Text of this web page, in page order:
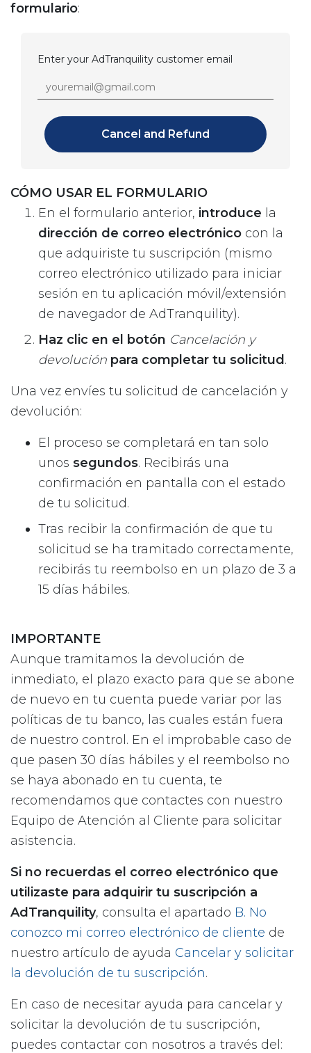
formulario:
Enter your AdTranquility customer email
Cancel and Refund
CÓMO USAR EL FORMULARIO
En el formulario anterior, introduce la
dirección de correo electrónico con la
que adquiriste tu suscripción (mismo
correo electrónico utilizado para iniciar
sesión en tu aplicación móvil/extensión
de navegador de AdTranquility).
Haz clic en el botón Cancelación y
devolución para completar tu solicitud .
Una vez envíes tu solicitud de cancelación y
devolución:
El proceso se completará en tan solo
unos segundos. Recibirás una
confirmación en pantalla con el estado
de tu solicitud.
Tras recibir la confirmación de que tu
solicitud se ha tramitado correctamente,
recibirás tu reembolso en un plazo de 3 a
15 días hábiles.
IMPORTANTE
Aunque tramitamos la devolución de
inmediato, el plazo exacto para que se abone
de nuevo en tu cuenta puede variar por las
políticas de tu banco, las cuales están fuera
de nuestro control. En el improbable caso de
que pasen 30 días hábiles y el reembolso no
se haya abonado en tu cuenta, te
recomendamos que contactes con nuestro
Equipo de Atención al Cliente para solicitar
asistencia.
Si no recuerdas el correo electrónico que
utilizaste para adquirir tu suscripción a
AdTranquility, consulta el apartado B. No
conozco mi correo electrónico de cliente de
nuestro artículo de ayuda Cancelar y solicitar
la devolución de tu suscripción.
En caso de necesitar ayuda para cancelar y
solicitar la devolución de tu suscripción,
puedes contactar con nosotros a través del: